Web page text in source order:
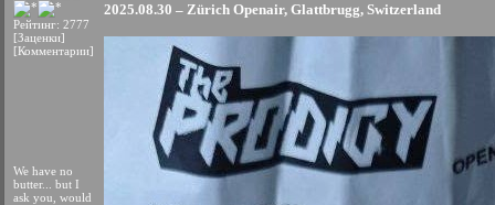
Рейтинг: 2777
[Заценки]
[Комментарии]
We have no
butter... but I
ask you, would
2025.08.30 – Zürich Openair, Glattbrugg, Switzerland